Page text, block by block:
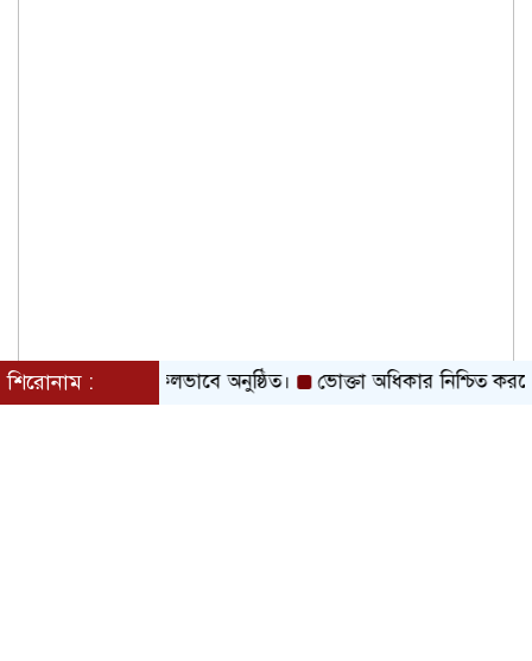
শিরোনাম :
মহাসমাবেশ সফলভাবে অনুষ্ঠিত। ভোক্তা অধিকার নিশ্চিত